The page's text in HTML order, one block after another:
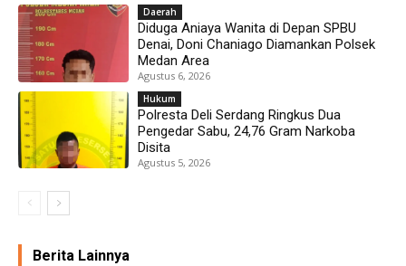
Daerah
Diduga Aniaya Wanita di Depan SPBU
Denai, Doni Chaniago Diamankan Polsek
Medan Area
Agustus 6, 2026
Hukum
Polresta Deli Serdang Ringkus Dua
Pengedar Sabu, 24,76 Gram Narkoba
Disita
Agustus 5, 2026
Berita Lainnya